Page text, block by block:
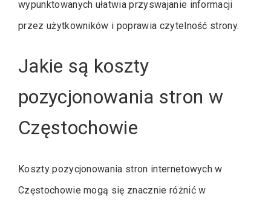
wypunktowanych ułatwia przyswajanie informacji
przez użytkowników i poprawia czytelność strony.
Jakie są koszty
pozycjonowania stron w
Częstochowie
Koszty pozycjonowania stron internetowych w
Częstochowie mogą się znacznie różnić w